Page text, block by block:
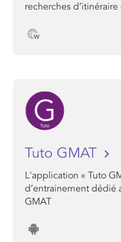
recherches
Tuto GMAT
L'application « Tuto
d’entrainement dédié
GMAT